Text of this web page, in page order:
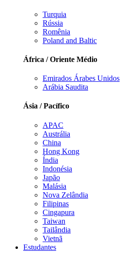
Turquia
Rússia
Romênia
Poland and Baltic
África / Oriente Médio
Emirados Árabes Unidos
Arábia Saudita
Ásia / Pacífico
APAC
Austrália
China
Hong Kong
Índia
Indonésia
Japão
Malásia
Nova Zelândia
Filipinas
Cingapura
Taiwan
Tailândia
Vietnã
Estudantes